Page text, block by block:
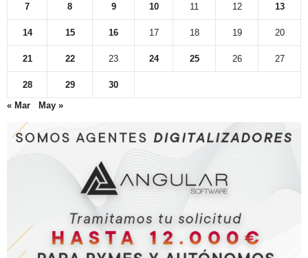
7 8 9 10 11 12 13
14 15 16 17 18 19 20
21 22 23 24 25 26 27
28 29
30
« Mar
May »